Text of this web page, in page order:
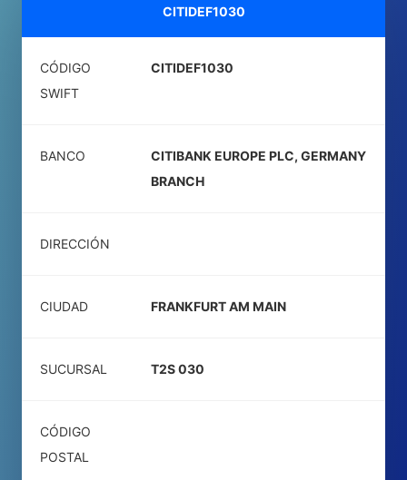
CITIDEF1030
CÓDIGO
SWIFT
CITIDEF1030
BANCO
CITIBANK EUROPE PLC, GERMANY
BRANCH
DIRECCIÓN
CIUDAD FRANKFURT AM MAIN
SUCURSAL T2S 030
CÓDIGO
POSTAL